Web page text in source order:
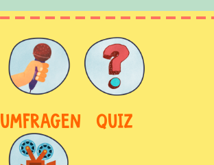
UMFRAGEN QUIZ